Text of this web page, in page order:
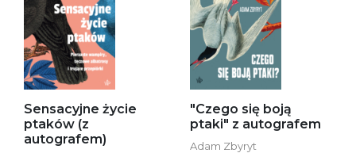
Sensacyjne życie
ptaków (z
autografem)
"Czego się boją
ptaki" z autografem
Adam Zbyryt